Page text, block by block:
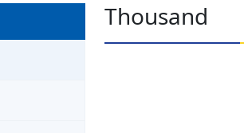
Thousand